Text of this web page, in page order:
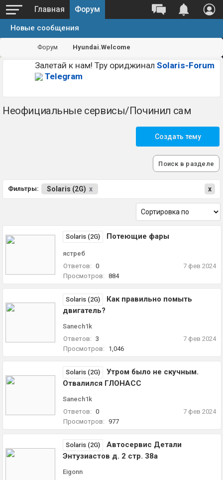
Главная Форум
Новые сообщения
Форум Hyundai.Welcome
Залетай к нам! Тру ориджинал Solaris-Forum
Telegram
Неофициальные сервисы/Починил сам
Создать тему
Поиск в разделе
Фильтры: Solaris (2G) x x
Solaris (2G) Потеющие фары
ястреб
Ответов: 0
Просмотров: 884
7 фев 2024
Solaris (2G)
Как правильно помыть
двигатель?
Sanech1k
Ответов: 3
Просмотров:
1,046
7 фев 2024
Solaris (2G)
Утром было не скучным.
Отвалился ГЛОНАСС
Sanech1k
Ответов: 0
Просмотров:
977
7 фев 2024
Solaris (2G)
Автосервис Детали
Энтузиастов д. 2 стр. 38а
Eigonn